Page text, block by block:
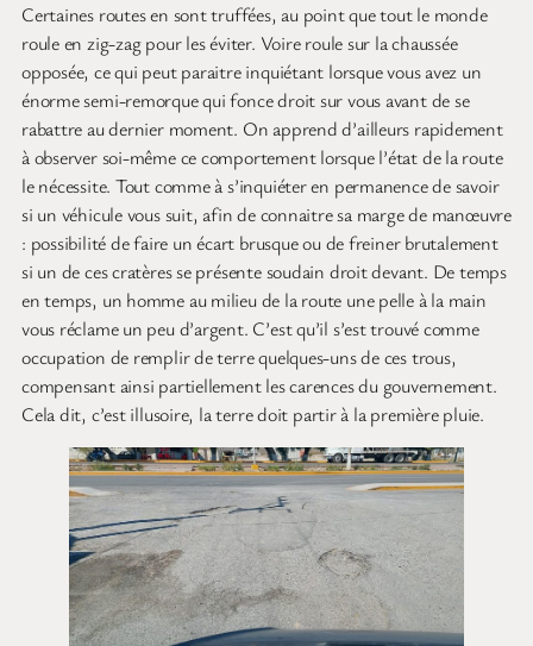
Certaines routes en sont truffées, au point que tout le monde
roule en zig-zag pour les éviter. Voire roule sur la chaussée
opposée, ce qui peut paraitre inquiétant lorsque vous avez un
énorme semi-remorque qui fonce droit sur vous avant de se
rabattre au dernier moment. On apprend d’ailleurs rapidement
à observer soi-même ce comportement lorsque l’état de la route
le nécessite. Tout comme à s’inquiéter en permanence de savoir
si un véhicule vous suit, afin de connaitre sa marge de manœuvre
: possibilité de faire un écart brusque ou de freiner brutalement
si un de ces cratères se présente soudain droit devant. De temps
en temps, un homme au milieu de la route une pelle à la main
vous réclame un peu d’argent. C’est qu’il s’est trouvé comme
occupation de remplir de terre quelques-uns de ces trous,
compensant ainsi partiellement les carences du gouvernement.
Cela dit, c’est illusoire, la terre doit partir à la première pluie.